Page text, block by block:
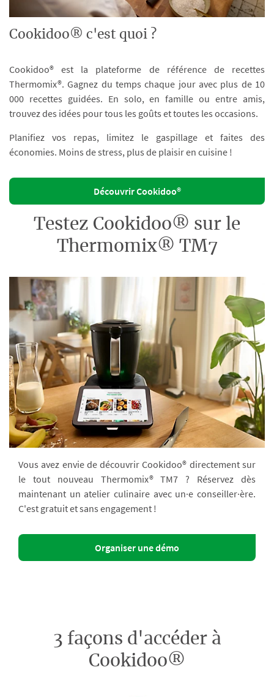
Cookidoo® c'est quoi ?
Cookidoo® est la plateforme de référence de recettes
Thermomix®. Gagnez du temps chaque jour avec plus de 10
000 recettes guidées. En solo, en famille ou entre amis,
trouvez des idées pour tous les goûts et toutes les occasions.
Planifiez vos repas, limitez le gaspillage et faites des
économies. Moins de stress, plus de plaisir en cuisine !
Découvrir Cookidoo®
Testez Cookidoo® sur le
Thermomix® TM7
Vous avez envie de découvrir Cookidoo® directement sur
le tout nouveau Thermomix® TM7 ? Réservez dès
maintenant un atelier culinaire avec un·e conseiller·ère.
C'est gratuit et sans engagement !
Organiser une démo
3 façons d'accéder à
Cookidoo®